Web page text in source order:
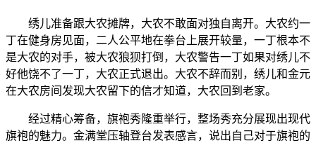
绣儿准备跟大农摊牌，大农不敢面对独自离开。大农约一
丁在健身房见面，二人公平地在拳台上展开较量，一丁根本不
是大农的对手，被大农狼狈打倒，大农警告一丁如果对绣儿不
好他饶不了一丁，大农正式退出。大农不辞而别，绣儿和金元
在大农房间发现大农留下的信才知道，大农回到老家。
经过精心筹备，旗袍秀隆重举行，整场秀充分展现出现代
旗袍的魅力。金满堂压轴登台发表感言，说出自己对于旗袍的